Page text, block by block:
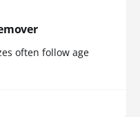
often follow age